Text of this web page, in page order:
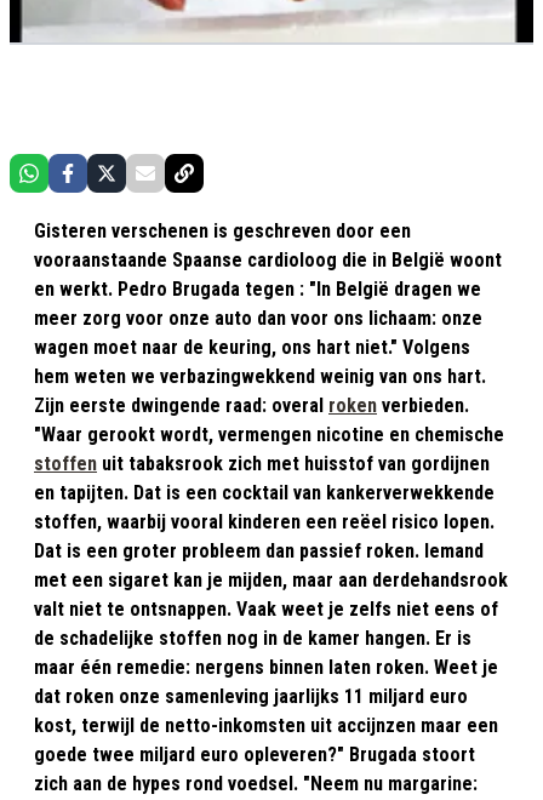
Gisteren verschenen is geschreven door een
vooraanstaande Spaanse cardioloog die in België woont
en werkt. Pedro Brugada tegen : "In België dragen we
meer zorg voor onze auto dan voor ons lichaam: onze
wagen moet naar de keuring, ons hart niet." Volgens
hem weten we verbazingwekkend weinig van ons hart.
Zijn eerste dwingende raad: overal roken verbieden.
"Waar gerookt wordt, vermengen nicotine en chemische
stoffen uit tabaksrook zich met huisstof van gordijnen
en tapijten. Dat is een cocktail van kankerverwekkende
stoffen, waarbij vooral kinderen een reëel risico lopen.
Dat is een groter probleem dan passief roken. Iemand
met een sigaret kan je mijden, maar aan derdehandsrook
valt niet te ontsnappen. Vaak weet je zelfs niet eens of
de schadelijke stoffen nog in de kamer hangen. Er is
maar één remedie: nergens binnen laten roken. Weet je
dat roken onze samenleving jaarlijks 11 miljard euro
kost, terwijl de netto-inkomsten uit accijnzen maar een
goede twee miljard euro opleveren?" Brugada stoort
zich aan de hypes rond voedsel. "Neem nu margarine: